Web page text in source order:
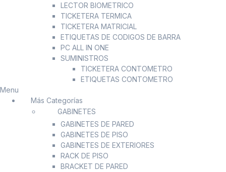
LECTOR BIOMETRICO
TICKETERA TERMICA
TICKETERA MATRICIAL
ETIQUETAS DE CODIGOS DE BARRA
PC ALL IN ONE
SUMINISTROS
TICKETERA CONTOMETRO
ETIQUETAS CONTOMETRO
Menu
Más Categorías
GABINETES
GABINETES DE PARED
GABINETES DE PISO
GABINETES DE EXTERIORES
RACK DE PISO
BRACKET DE PARED